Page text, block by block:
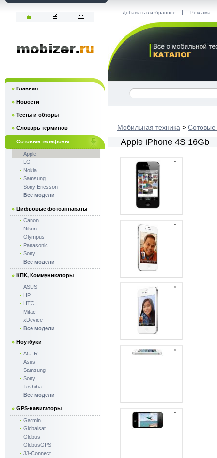
Добавить в избранное | Реклама
Мобильная техника >
Apple iPhone 4S 16Gb
Главная
Новости
Тесты и обзоры
Словарь терминов
Сотовые телефоны
Apple
LG
Nokia
Samsung
Sony Ericsson
Все модели
Цифровые фотоаппараты
Canon
Nikon
Olympus
Panasonic
Sony
Все модели
КПК, Коммуникаторы
ASUS
HP
HTC
Mitac
xDevice
Все модели
Ноутбуки
ACER
Asus
Samsung
Sony
Toshiba
Все модели
GPS-навигаторы
Garmin
Globalsat
Globus
GlobusGPS
JJ-Connect